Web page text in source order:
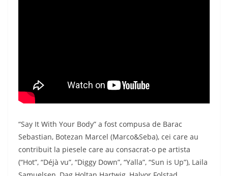
“Say It With Your Body” a fost compusa de Barac
Sebastian, Botezan Marcel (Marco&Seba), cei care au
contribuit la piesele care au consacrat-o pe artista
(“Hot”, “Déjà vu”, “Diggy Down”, “Yalla”, “Sun is Up”), Laila